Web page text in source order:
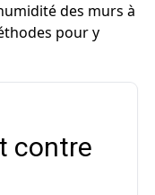
des murs à
pour y
contre